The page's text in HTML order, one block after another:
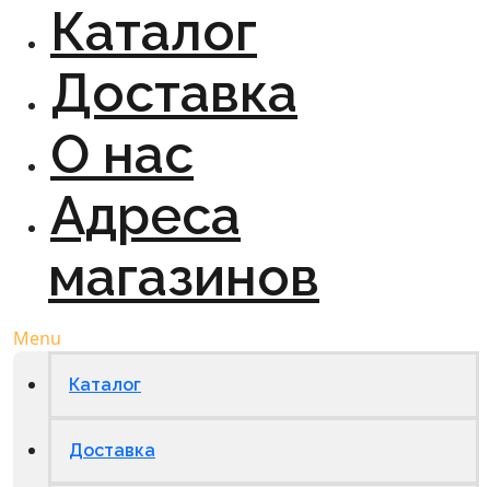
Каталог
Доставка
О нас
Адреса
магазинов
Menu
Каталог
Доставка